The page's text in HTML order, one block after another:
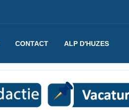
CONTACT ALP D'HUZES